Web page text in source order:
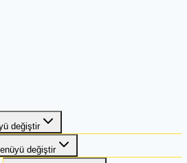
değiştir
değiştir